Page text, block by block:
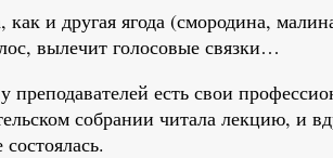
как и другая ягода (смородина,
вылечит голосовые связки…
преподавателей есть свои
собрании читала лекцию, и